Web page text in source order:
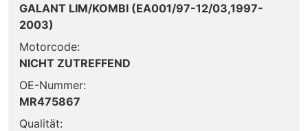
GALANT LIM/KOMBI (EA001/97-12/03,1997-
2003)
Motorcode:
NICHT ZUTREFFEND
OE-Nummer:
MR475867
Qualität: